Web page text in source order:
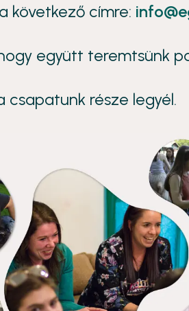
következő címre:
együtt teremtsünk
csapatunk része legyél.